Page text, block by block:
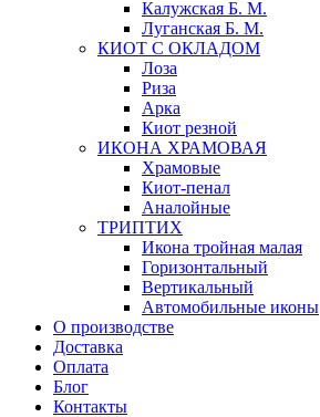
Калужская Б. М.
Луганская Б. М.
КИОТ С ОКЛАДОМ
Лоза
Риза
Арка
Киот резной
ИКОНА ХРАМОВАЯ
Храмовые
Киот-пенал
Аналойные
ТРИПТИХ
Икона тройная малая
Горизонтальный
Вертикальный
Автомобильные иконы
О производстве
Доставка
Оплата
Блог
Контакты